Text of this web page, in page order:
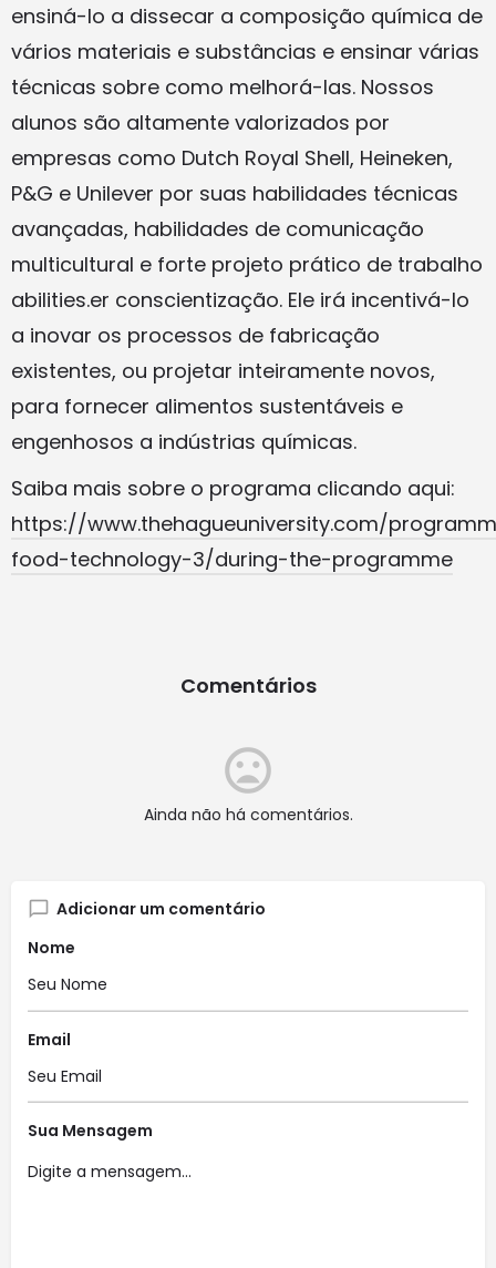
ensiná-lo a dissecar a composição química de
vários materiais e substâncias e ensinar várias
técnicas sobre como melhorá-las. Nossos
alunos são altamente valorizados por
empresas como Dutch Royal Shell, Heineken,
P&G e Unilever por suas habilidades técnicas
avançadas, habilidades de comunicação
multicultural e forte projeto prático de trabalho
abilities.er conscientização. Ele irá incentivá-lo
a inovar os processos de fabricação
existentes, ou projetar inteiramente novos,
para fornecer alimentos sustentáveis e
engenhosos a indústrias químicas.
Saiba mais sobre o programa clicando aqui:
https://www.thehagueuniversity.com/
food-technology-3/during-the-programme
Comentários
Ainda não há comentários.
Adicionar um comentário
Nome
Email
Sua Mensagem